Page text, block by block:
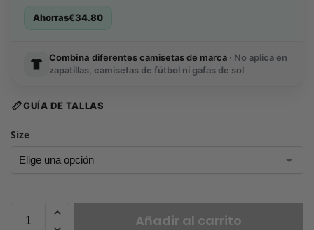
Ahorras€34.80
Combina diferentes camisetas de marca · No aplica en
zapatillas, camisetas de fútbol ni gafas de sol
GUÍA DE TALLAS
Size
Añadir al carrito